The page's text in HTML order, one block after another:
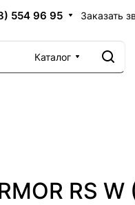
554 96 95 Заказать
Каталог
RS